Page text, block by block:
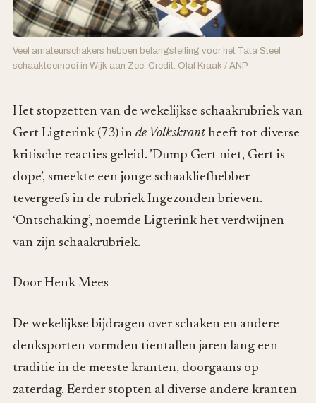
Veel amateurschakers hebben belangstelling voor het Tata Steel
schaaktoernooi in Wijk aan Zee. Credit: Olaf Kraak / ANP
Het stopzetten van de wekelijkse schaakrubriek van
Gert Ligterink (73) in de Volkskrant heeft tot diverse
kritische reacties geleid. ’Dump Gert niet, Gert is
dope’, smeekte een jonge schaakliefhebber
tevergeefs in de rubriek Ingezonden brieven.
‘Ontschaking’, noemde Ligterink het verdwijnen
van zijn schaakrubriek.
Door Henk Mees
De wekelijkse bijdragen over schaken en andere
denksporten vormden tientallen jaren lang een
traditie in de meeste kranten, doorgaans op
zaterdag. Eerder stopten al diverse andere kranten